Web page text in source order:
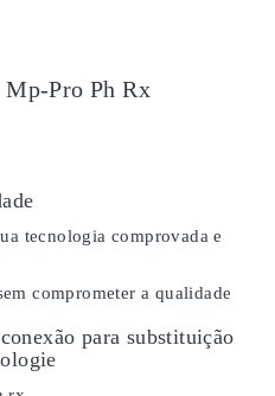
Mp-Pro Ph Rx
tecnologia comprovada e
comprometer a qualidade
para substituição